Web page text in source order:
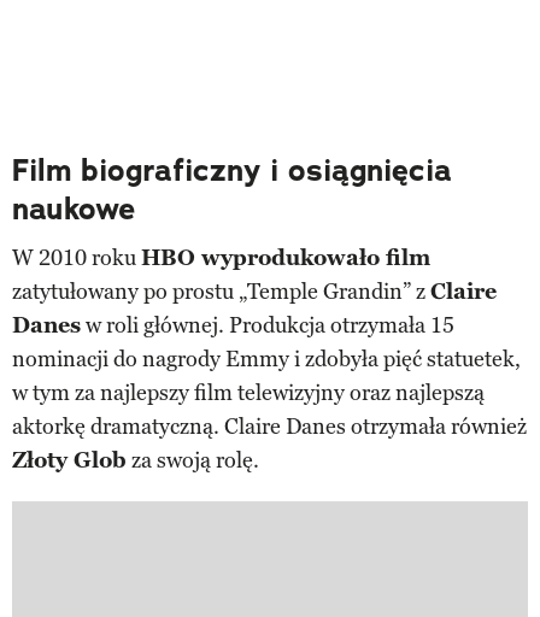
Film biograficzny i osiągnięcia
naukowe
W 2010 rokuHBO wyprodukowało film
zatytułowany po prostu „Temple Grandin” zClaire
Danesw roli głównej. Produkcja otrzymała 15
nominacji do nagrody Emmy i zdobyła pięć statuetek,
w tym za najlepszy film telewizyjny oraz najlepszą
aktorkę dramatyczną. Claire Danes otrzymała również
Złoty Glob za swoją rolę.